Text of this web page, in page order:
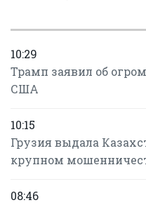
10:29
Трамп заявил об
США
10:15
Грузия выдала
крупном
08:46